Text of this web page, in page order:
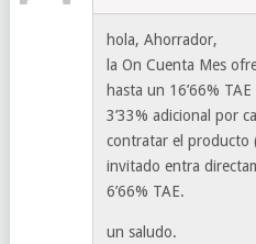
hola, Ahorrador,
la On Cuenta Mes
hasta un 16’66%
3’33% adicional por
contratar el producto
invitado entra
6’66% TAE.
un saludo.